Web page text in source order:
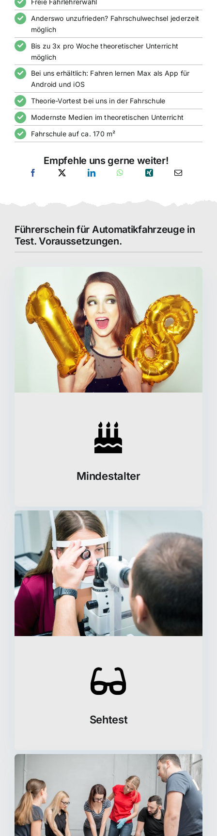
Freie Fahrlehrerwahl
Anderswo unzufrieden? Fahrschulwechsel jederzeit
möglich
Bis zu 3x pro Woche theoretischer Unterricht
möglich
Bei uns erhältlich: Fahren lernen Max als App für
Android und iOS
Theorie-Vortest bei uns in der Fahrschule
Modernste Medien im theoretischen Unterricht
Fahrschule auf ca. 170 m²
Empfehle uns gerne weiter!
Führerschein für Automatikfahrzeuge in
Test. Voraussetzungen.
Mindestalter
Sehtest